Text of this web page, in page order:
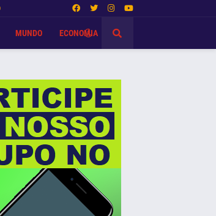
MUNDO ECONOMIA